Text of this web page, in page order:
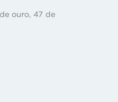
ouro, 47 de